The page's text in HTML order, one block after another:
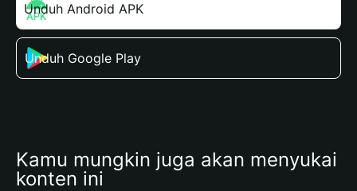
Unduh Android APK
Unduh Google Play
Kamu mungkin juga akan menyukai
konten ini